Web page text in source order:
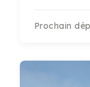
Prochain